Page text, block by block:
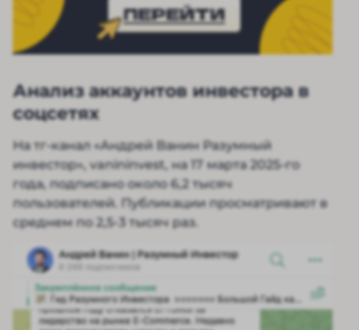
ПЕРЕЙТИ
Анализ аккаунтов инвестора в
соцсетях
На тг-канал «Андрей Ванин Разумный
инвестор», vanininvest, на 17 марта 2025-го
года, подписано около 6,2 тысяч
пользователей. Публикации просматривают в
среднем по 2,5-3 тысяч раз.